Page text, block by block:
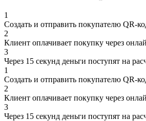
1
Создать и отправить покупателю QR-
2
Клиент оплачивает покупку через
3
Через 15 секунд деньги поступят на
1
Создать и отправить покупателю QR-
2
Клиент оплачивает покупку через
3
Через 15 секунд деньги поступят на